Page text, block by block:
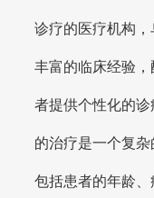
诊疗的医疗机构
丰富的临床经验
者提供个性化的
的治疗是一个复杂
包括患者的年龄